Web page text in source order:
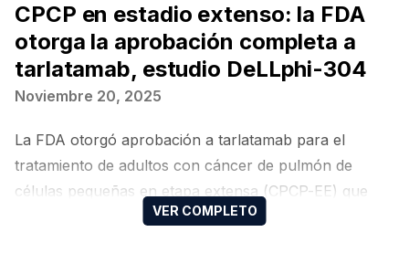
CPCP en estadio extenso: la FDA
otorga la aprobación completa a
tarlatamab, estudio DeLLphi-304
Noviembre 20, 2025
La FDA otorgó aprobación a tarlatamab para el
tratamiento de adultos con cáncer de pulmón de
células pequeñas en etapa extensa (CPCP-EE) que
presenten progresión tras quimioterapia basada en